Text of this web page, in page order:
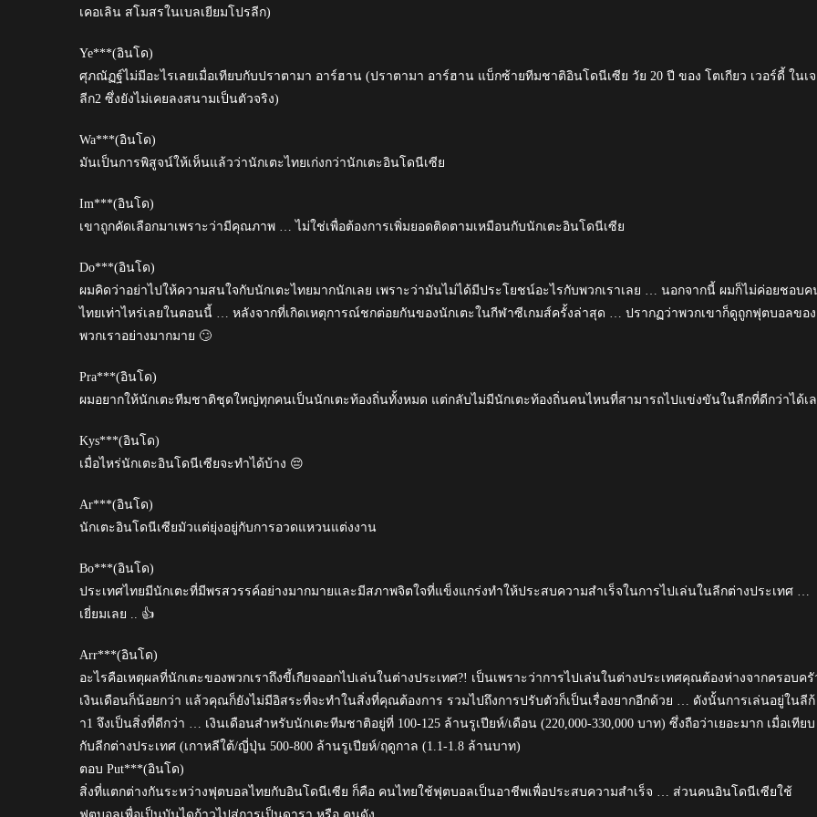
เคอเลิน สโมสรในเบลเยียมโปรลีก)
Ye***(อินโด)
ศุภณัฏฐ์ไม่มีอะไรเลยเมื่อเทียบกับปราตามา อาร์ฮาน (ปราตามา อาร์ฮาน แบ็กซ้ายทีมชาติอินโดนีเซีย วัย 20 ปี ของ โตเกียว เวอร์ดี้ ในเจ
ลีก2 ซึ่งยังไม่เคยลงสนามเป็นตัวจริง)
Wa***(อินโด)
มันเป็นการพิสูจน์ให้เห็นแล้วว่านักเตะไทยเก่งกว่านักเตะอินโดนีเซีย
Im***(อินโด)
เขาถูกคัดเลือกมาเพราะว่ามีคุณภาพ … ไม่ใช่เพื่อต้องการเพิ่มยอดติดตามเหมือนกับนักเตะอินโดนีเซีย
Do***(อินโด)
ผมคิดว่าอย่าไปให้ความสนใจกับนักเตะไทยมากนักเลย เพราะว่ามันไม่ได้มีประโยชน์อะไรกับพวกเราเลย … นอกจากนี้ ผมก็ไม่ค่อยชอบค
ไทยเท่าไหร่เลยในตอนนี้ … หลังจากที่เกิดเหตุการณ์ชกต่อยกันของนักเตะในกีฬาซีเกมส์ครั้งล่าสุด … ปรากฏว่าพวกเขาก็ดูถูกฟุตบอลของ
พวกเราอย่างมากมาย 🙄
Pra***(อินโด)
ผมอยากให้นักเตะทีมชาติชุดใหญ่ทุกคนเป็นนักเตะท้องถิ่นทั้งหมด แต่กลับไม่มีนักเตะท้องถิ่นคนไหนที่สามารถไปแข่งขันในลีกที่ดีกว่าได้เ
Kys***(อินโด)
เมื่อไหร่นักเตะอินโดนีเซียจะทำได้บ้าง 😔
Ar***(อินโด)
นักเตะอินโดนีเซียมัวแต่ยุ่งอยู่กับการอวดแหวนแต่งงาน
Bo***(อินโด)
ประเทศไทยมีนักเตะที่มีพรสวรรค์อย่างมากมายและมีสภาพจิตใจที่แข็งแกร่งทำให้ประสบความสำเร็จในการไปเล่นในลีกต่างประเทศ …
เยี่ยมเลย .. 👍
Arr***(อินโด)
อะไรคือเหตุผลที่นักเตะของพวกเราถึงขี้เกียจออกไปเล่นในต่างประเทศ?! เป็นเพราะว่าการไปเล่นในต่างประเทศคุณต้องห่างจากครอบครั
เงินเดือนก็น้อยกว่า แล้วคุณก็ยังไม่มีอิสระที่จะทำในสิ่งที่คุณต้องการ รวมไปถึงการปรับตัวก็เป็นเรื่องยากอีกด้วย … ดังนั้นการเล่นอยู่ในลีก้
า1 จึงเป็นสิ่งที่ดีกว่า … เงินเดือนสำหรับนักเตะทีมชาติอยู่ที่ 100-125 ล้านรูเปียห์/เดือน (220,000-330,000 บาท) ซึ่งถือว่าเยอะมาก เมื่อเทียบ
กับลีกต่างประเทศ (เกาหลีใต้/ญี่ปุ่น 500-800 ล้านรูเปียห์/ฤดูกาล (1.1-1.8 ล้านบาท)
ตอบ Put***(อินโด)
สิ่งที่แตกต่างกันระหว่างฟุตบอลไทยกับอินโดนีเซีย ก็คือ คนไทยใช้ฟุตบอลเป็นอาชีพเพื่อประสบความสำเร็จ … ส่วนคนอินโดนีเซียใช้